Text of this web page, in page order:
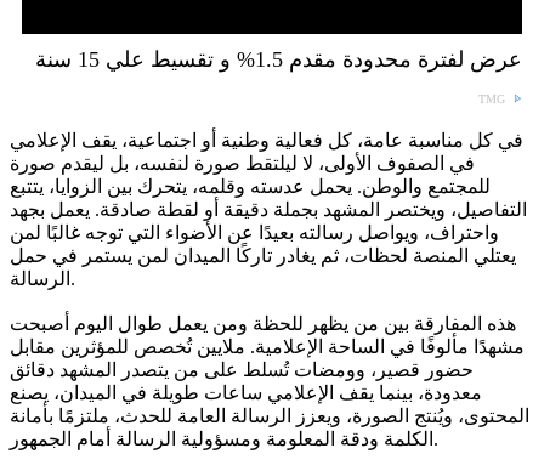
عرض لفترة محدودة مقدم 1.5% و تقسيط علي 15 سنة
TMG
في كل مناسبة عامة، كل فعالية وطنية أو اجتماعية، يقف الإعلامي
في الصفوف الأولى، لا ليلتقط صورة لنفسه، بل ليقدم صورة
للمجتمع والوطن. يحمل عدسته وقلمه، يتحرك بين الزوايا، يتتبع
التفاصيل، ويختصر المشهد بجملة دقيقة أو لقطة صادقة. يعمل بجهد
واحتراف، ويواصل رسالته بعيدًا عن الأضواء التي توجه غالبًا لمن
يعتلي المنصة لحظات، ثم يغادر تاركًا الميدان لمن يستمر في حمل
الرسالة.
هذه المفارقة بين من يظهر للحظة ومن يعمل طوال اليوم أصبحت
مشهدًا مألوفًا في الساحة الإعلامية. ملايين تُخصص للمؤثرين مقابل
حضور قصير، وومضات تُسلط على من يتصدر المشهد دقائق
معدودة، بينما يقف الإعلامي ساعات طويلة في الميدان، يصنع
المحتوى، ويُنتج الصورة، ويعزز الرسالة العامة للحدث، ملتزمًا بأمانة
الكلمة ودقة المعلومة ومسؤولية الرسالة أمام الجمهور.